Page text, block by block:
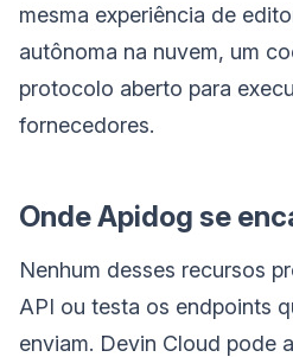
mesma experiência de
autônoma na nuvem, um
protocolo aberto para
fornecedores.
Onde Apidog se
Nenhum desses recursos
API ou testa os endpoints
enviam. Devin Cloud pode